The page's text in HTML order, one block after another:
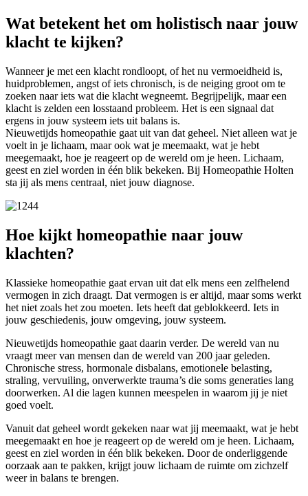
Wat betekent het om holistisch naar jouw
klacht te kijken?
Wanneer je met een klacht rondloopt, of het nu vermoeidheid is,
huidproblemen, angst of iets chronisch, is de neiging groot om te
zoeken naar iets wat die klacht wegneemt. Begrijpelijk, maar een
klacht is zelden een losstaand probleem. Het is een signaal dat
ergens in jouw systeem iets uit balans is.
Nieuwetijds homeopathie gaat uit van dat geheel. Niet alleen wat je
voelt in je lichaam, maar ook wat je meemaakt, wat je hebt
meegemaakt, hoe je reageert op de wereld om je heen. Lichaam,
geest en ziel worden in één blik bekeken. Bij Homeopathie Holten
sta jij als mens centraal, niet jouw diagnose.
Hoe kijkt homeopathie naar jouw
klachten?
Klassieke homeopathie gaat ervan uit dat elk mens een zelfhelend
vermogen in zich draagt. Dat vermogen is er altijd, maar soms werkt
het niet zoals het zou moeten. Iets heeft dat geblokkeerd. Iets in
jouw geschiedenis, jouw omgeving, jouw systeem.
Nieuwetijds homeopathie gaat daarin verder. De wereld van nu
vraagt meer van mensen dan de wereld van 200 jaar geleden.
Chronische stress, hormonale disbalans, emotionele belasting,
straling, vervuiling, onverwerkte trauma’s die soms generaties lang
doorwerken. Al die lagen kunnen meespelen in waarom jij je niet
goed voelt.
Vanuit dat geheel wordt gekeken naar wat jij meemaakt, wat je hebt
meegemaakt en hoe je reageert op de wereld om je heen. Lichaam,
geest en ziel worden in één blik bekeken. Door de onderliggende
oorzaak aan te pakken, krijgt jouw lichaam de ruimte om zichzelf
weer in balans te brengen.